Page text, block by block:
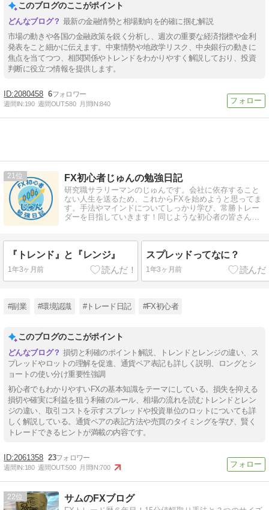
このブログのここがポイント
最新の金融情勢と相場動向を的確に掴む解説
市場の動きや各国の金融政策を鋭く分析し、週次の重要な経済指標や金利
発表をこと細かに伝えます。中東情勢や地政学リスク、中央銀行の動きに
焦点を当てつつ、相関関係やトレンドをわかりやすく解説しており、投資
判断に役立つ情報を提供します。
2080458 6
週間IN:190 週間OUT:580 月間IN:840
21 FX初心者じゅんの勉強日記
研究職サラリーマンのじゅんです。会社に依存すること
ない人生を送るため、これからFXを始めようと思ってま
す。手法やマインドについてしっかり学び、常勝トレー
ダーを目指していきます！同じような初心者の皆さん、
『トレンド』と『レンジ』
1年3ヶ月前
スプレッドってなに？
1年3ヶ月前
#副業 #環境認識 #トレード日記 #FX初心者
このブログのここがポイント
損切と利確のポイント解説、トレンドとレンジの違い、ス
プレッドやロットの理解を促進、通貨ペア表記も詳しく説明、ロングとシ
ョートの使い分け重要性強調
初心者でもわかりやすいFXの基本知識をテーマにしている。損失を抑える
損切や確実に利益を狙う利確のルール、相場の流れを読むトレンドとレン
ジの違い、取引コストを示すスプレッドや投資単位のロットについても詳
しく解説している。通貨ペアの表記方法や売買のタイミングを学び、賢く
トレードできるヒントが満載の内容です。
2061358 23
週間IN:180 週間OUT:500 月間IN:700
22 サムのFXブログ